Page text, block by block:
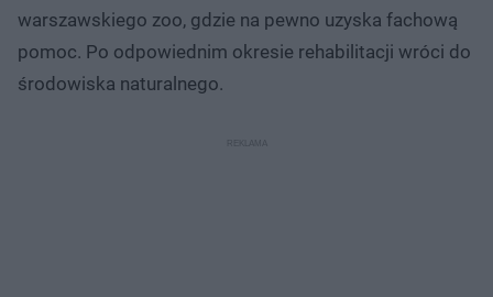
warszawskiego zoo, gdzie na pewno uzyska fachową
pomoc. Po odpowiednim okresie rehabilitacji wróci do
środowiska naturalnego.